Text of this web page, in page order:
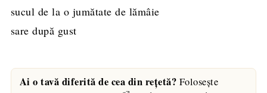
sucul de la o jumătate de lămâie
sare după gust
Ai o tavă diferită de cea din rețetă? Folosește